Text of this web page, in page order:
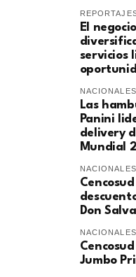
El
servicios
NACIONALES
Las
Panini
delivery
Mundial
NACIONALES
Don
NACIONALES
Jumbo